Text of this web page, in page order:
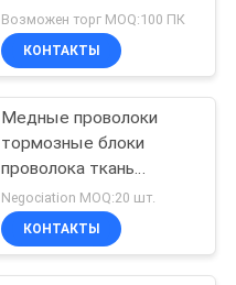
Возможен торг MOQ:100 ПК
КОНТАКТЫ
Медные проволоки
тормозные блоки
проволока ткань
тормозный блок
материал латунь
проволока усиленная
Negociation MOQ:20 шт.
КОНТАКТЫ